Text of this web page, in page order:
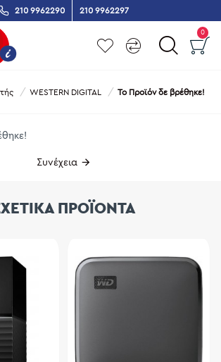
210 9962290 210 9962297
0
WESTERN DIGITAL Το Προϊόν δε βρέθηκε!
Συνέχεια
ΠΡΟΪΟΝΤΑ